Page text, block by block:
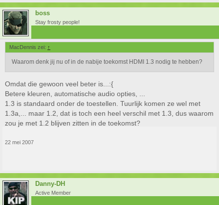
boss
Stay frosty people!
MacDennis zei: ↑
Waarom denk jij nu of in de nabije toekomst HDMI 1.3 nodig te hebben?
Omdat die gewoon veel beter is...:{
Betere kleuren, automatische audio opties, ...
1.3 is standaard onder de toestellen. Tuurlijk komen ze wel met
1.3a,... maar 1.2, dat is toch een heel verschil met 1.3, dus waarom
zou je met 1.2 blijven zitten in de toekomst?
22 mei 2007
Danny-DH
Active Member